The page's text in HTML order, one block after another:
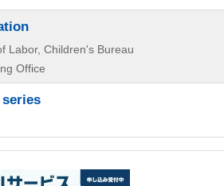
Labor, Children's Bureau
Office